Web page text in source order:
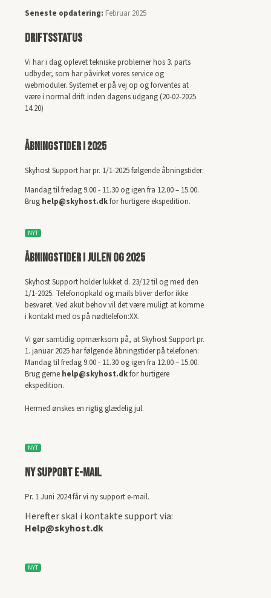
Seneste opdatering: Februar 2025
Driftsstatus
Vi har i dag oplevet tekniske problemer hos 3. parts
udbyder, som har påvirket vores service og
webmoduler. Systemet er på vej op og forventes at
være i normal drift inden dagens udgang (20-02-2025
14.20)
Åbningstider i 2025
Skyhost Support har pr. 1/1-2025 følgende åbningstider:
Mandag til fredag 9.00 - 11.30 og igen fra 12.00 – 15.00.
Brug help@skyhost.dkfor hurtigere ekspedition.
NYT
Åbningstider i julen og 2025
Skyhost Support holder lukket d. 23/12 til og med den
1/1-2025. Telefonopkald og mails bliver derfor ikke
besvaret. Ved akut behov vil det være muligt at komme
i kontakt med os på nødtelefon:XX.
Vi gør samtidig opmærksom på, at Skyhost Support pr.
1. januar 2025 har følgende åbningstider på telefonen:
Mandag til fredag 9.00 - 11.30 og igen fra 12.00 – 15.00.
Brug gerne help@skyhost.dkfor hurtigere
ekspedition.
Hermed ønskes en rigtig glædelig jul.
NYT
NY Support e-mail
Pr. 1 Juni 2024 får vi ny support e-mail.
Herefter skal i kontakte support via:
Help@skyhost.dk
NYT